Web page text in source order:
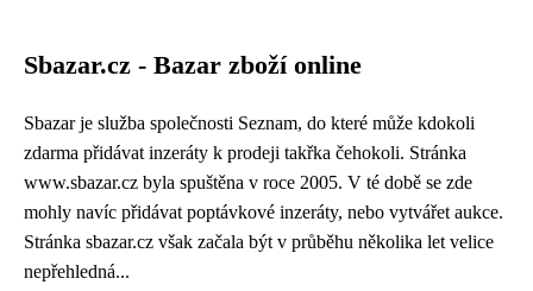
Sbazar.cz - Bazar zboží online
Sbazar je služba společnosti Seznam, do které může kdokoli
zdarma přidávat inzeráty k prodeji takřka čehokoli. Stránka
www.sbazar.cz byla spuštěna v roce 2005. V té době se zde
mohly navíc přidávat poptávkové inzeráty, nebo vytvářet aukce.
Stránka sbazar.cz však začala být v průběhu několika let velice
nepřehledná...